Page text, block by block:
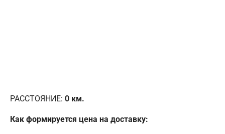
РАССТОЯНИЕ: 0 км.
Как формируется цена на доставку: